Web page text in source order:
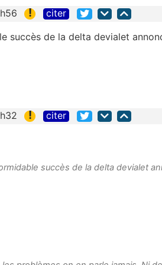
! citer
succès de la delta devialet
! citer
succès de la delta devialet